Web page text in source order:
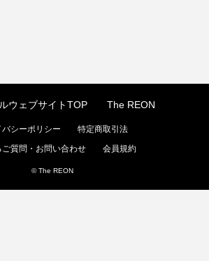
ウェブサイトTOP The REON
バシーポリシー
特定商取引法
ご質問・お問い合わせ
会員規約
© The REON